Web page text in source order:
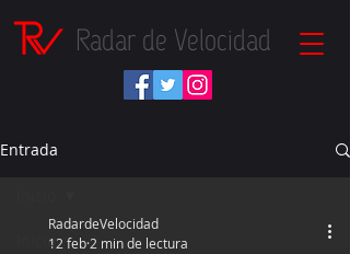
Radar de Velocidad
Entrada
Inicio
RadardeVelocidad
12 feb 2 min de lectura